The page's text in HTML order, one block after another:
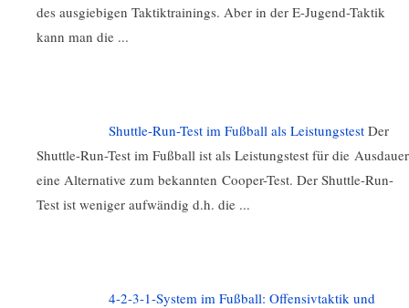
des ausgiebigen Taktiktrainings. Aber in der E-Jugend-Taktik
kann man die ...
Shuttle-Run-Test im Fußball als Leistungstest Der
Shuttle-Run-Test im Fußball ist als Leistungstest für die Ausdauer
eine Alternative zum bekannten Cooper-Test. Der Shuttle-Run-
Test ist weniger aufwändig d.h. die ...
4-2-3-1-System im Fußball: Offensivtaktik und